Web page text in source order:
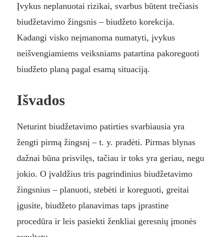
Įvykus neplanuotai rizikai, svarbus būtent trečiasis
biudžetavimo žingsnis – biudžeto korekcija.
Kadangi visko neįmanoma numatyti, įvykus
neišvengiamiems veiksniams patartina pakoreguoti
biudžeto planą pagal esamą situaciją.
Išvados
Neturint biudžetavimo patirties svarbiausia yra
žengti pirmą žingsnį – t. y. pradėti. Pirmas blynas
dažnai būna prisvilęs, tačiau ir toks yra geriau, negu
jokio. O įvaldžius tris pagrindinius biudžetavimo
žingsnius – planuoti, stebėti ir koreguoti, greitai
įgusite, biudžeto planavimas taps įprastine
procedūra ir leis pasiekti ženkliai geresnių įmonės